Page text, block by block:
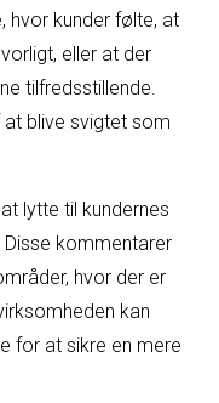
hvor kunder følte, at
eller at der
tilfredsstillende.
blive svigtet som
lytte til kundernes
kommentarer
hvor der er
kan
for at sikre en mere